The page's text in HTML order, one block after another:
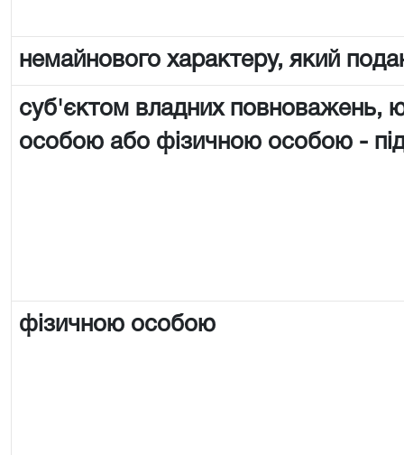
немайнового характеру, який
суб'єктом владних повноважень,
особою або фізичною особою -
фізичною особою